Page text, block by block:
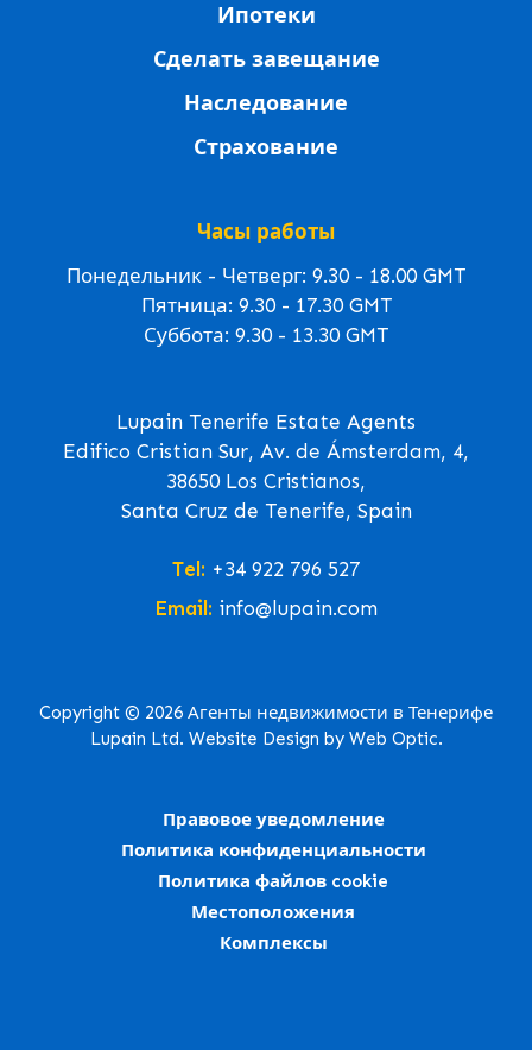
Ипотеки
Сделать завещание
Наследование
Страхование
Часы работы
Понедельник - Четверг: 9.30 - 18.00 GMT
Пятница: 9.30 - 17.30 GMT
Суббота: 9.30 - 13.30 GMT
Lupain Tenerife Estate Agents
Edifico Cristian Sur, Av. de Ámsterdam, 4,
38650 Los Cristianos,
Santa Cruz de Tenerife, Spain
Tel: +34 922 796 527
Email: info@lupain.com
Copyright © 2026 Агенты недвижимости в Тенерифе
Lupain Ltd. Website Design by Web Optic.
Правовое уведомление
Политика конфиденциальности
Политика файлов cookie
Местоположения
Комплексы